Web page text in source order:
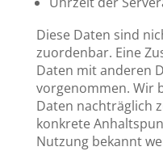
Diese Daten sind
zuordenbar. Eine
Daten mit anderen
vorgenommen. Wir
Daten nachträglich
konkrete
Nutzung bekannt